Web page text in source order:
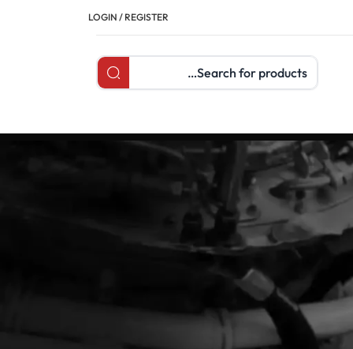
LOGIN / REGISTER
Search products
Articles